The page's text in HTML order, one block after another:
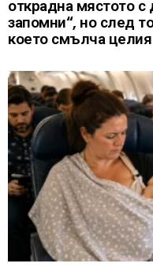
открадна мястото с
запомни“, но след
което смълча